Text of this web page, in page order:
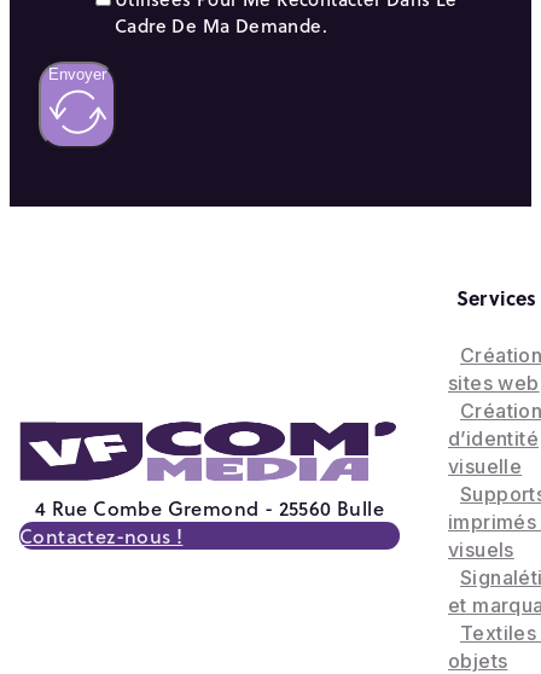
Cadre De Ma Demande.
Envoyer
4 Rue Combe Gremond - 25560 Bulle
Contactez-nous !
Services
sites web
d’identité
visuelle
imprimés
visuels
et
Textiles
objets